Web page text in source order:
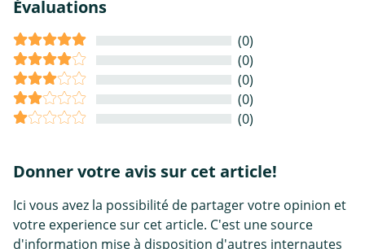
Évaluations
(0)
(0)
(0)
(0)
(0)
Donner votre avis sur cet article!
Ici vous avez la possibilité de partager votre opinion et
votre experience sur cet article. C'est une source
d'information mise à disposition d'autres internautes